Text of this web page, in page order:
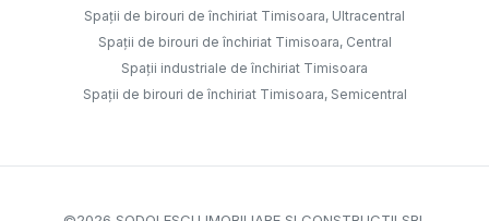
Spații de birouri de închiriat Timisoara, Ultracentral
Spații de birouri de închiriat Timisoara, Central
Spații industriale de închiriat Timisoara
Spații de birouri de închiriat Timisoara, Semicentral